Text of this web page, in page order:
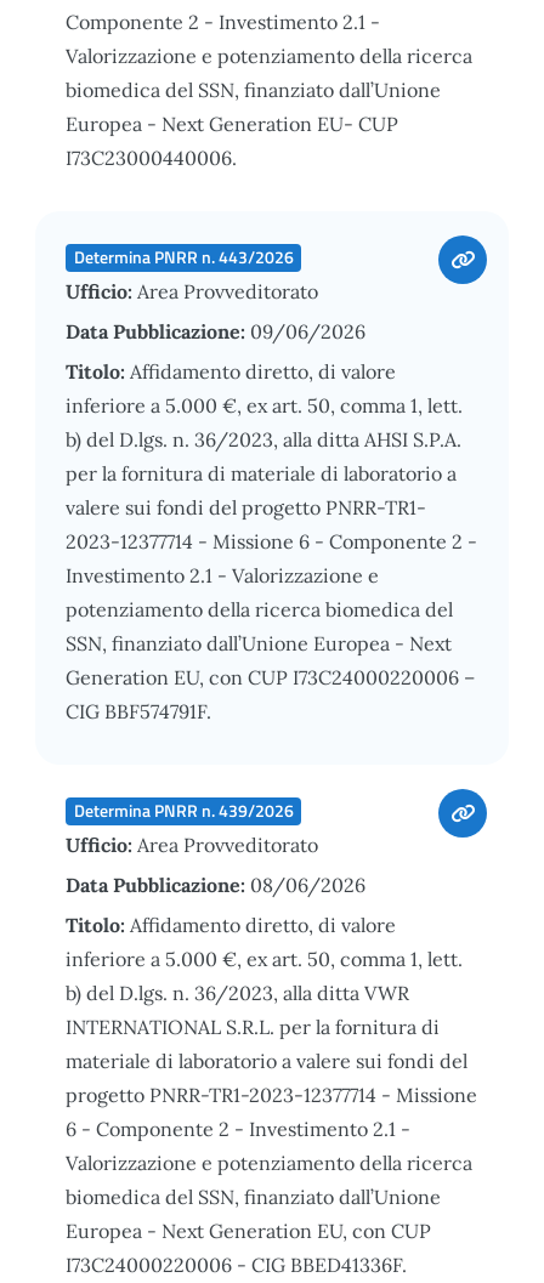
Componente 2 - Investimento 2.1 -
Valorizzazione e potenziamento della ricerca
biomedica del SSN, finanziato dall’Unione
Europea - Next Generation EU- CUP
I73C23000440006.
Determina PNRR n. 443/2026
Ufficio: Area Provveditorato
Data Pubblicazione: 09/06/2026
Titolo: Affidamento diretto, di valore
inferiore a 5.000 €, ex art. 50, comma 1, lett.
b) del D.lgs. n. 36/2023, alla ditta AHSI S.P.A.
per la fornitura di materiale di laboratorio a
valere sui fondi del progetto PNRR-TR1-
2023-12377714 - Missione 6 - Componente 2 -
Investimento 2.1 - Valorizzazione e
potenziamento della ricerca biomedica del
SSN, finanziato dall’Unione Europea - Next
Generation EU, con CUP I73C24000220006 –
CIG BBF574791F.
Determina PNRR n. 439/2026
Ufficio: Area Provveditorato
Data Pubblicazione: 08/06/2026
Titolo: Affidamento diretto, di valore
inferiore a 5.000 €, ex art. 50, comma 1, lett.
b) del D.lgs. n. 36/2023, alla ditta VWR
INTERNATIONAL S.R.L. per la fornitura di
materiale di laboratorio a valere sui fondi del
progetto PNRR-TR1-2023-12377714 - Missione
6 - Componente 2 - Investimento 2.1 -
Valorizzazione e potenziamento della ricerca
biomedica del SSN, finanziato dall’Unione
Europea - Next Generation EU, con CUP
I73C24000220006 - CIG BBED41336F.